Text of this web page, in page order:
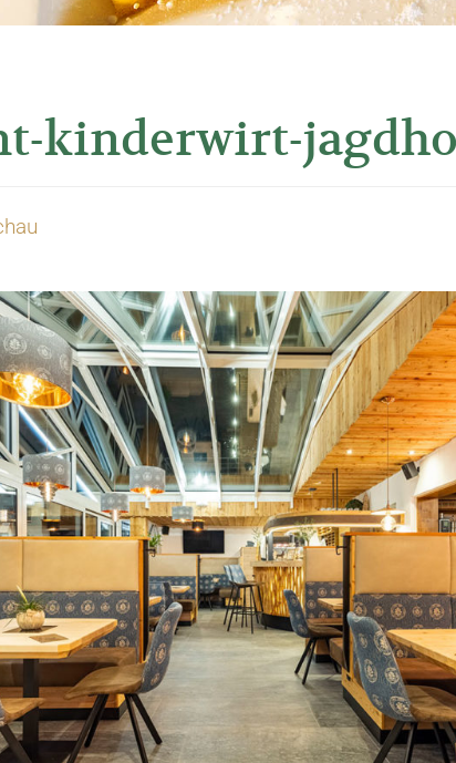
kinderwirt-